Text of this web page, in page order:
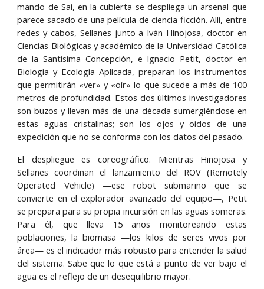
mando de Sai, en la cubierta se despliega un arsenal que
parece sacado de una película de ciencia ficción. Allí, entre
redes y cabos, Sellanes junto a Iván Hinojosa, doctor en
Ciencias Biológicas y académico de la Universidad Católica
de la Santísima Concepción, e Ignacio Petit, doctor en
Biología y Ecología Aplicada, preparan los instrumentos
que permitirán «ver» y «oír» lo que sucede a más de 100
metros de profundidad. Estos dos últimos investigadores
son buzos y llevan más de una década sumergiéndose en
estas aguas cristalinas; son los ojos y oídos de una
expedición que no se conforma con los datos del pasado.
El despliegue es coreográfico. Mientras Hinojosa y
Sellanes coordinan el lanzamiento del ROV (Remotely
Operated Vehicle) —ese robot submarino que se
convierte en el explorador avanzado del equipo—, Petit
se prepara para su propia incursión en las aguas someras.
Para él, que lleva 15 años monitoreando estas
poblaciones, la biomasa —los kilos de seres vivos por
área— es el indicador más robusto para entender la salud
del sistema. Sabe que lo que está a punto de ver bajo el
agua es el reflejo de un desequilibrio mayor.